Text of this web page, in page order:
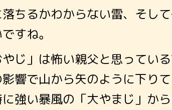
ちるかわからない雷、そし
すね。
じ」は怖い親父と思ってい
響で山から矢のように下り
強い暴風の「大やまじ」か